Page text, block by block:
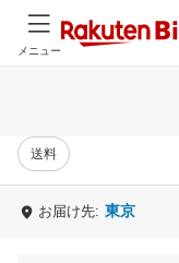
メニュー
送料
お届け先: 東京